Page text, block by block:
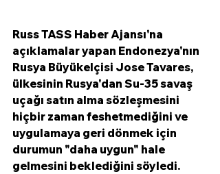
Russ TASS Haber Ajansı'na
açıklamalar yapan Endonezya'nın
Rusya Büyükelçisi Jose Tavares,
ülkesinin Rusya'dan Su-35 savaş
uçağı satın alma sözleşmesini
hiçbir zaman feshetmediğini ve
uygulamaya geri dönmek için
durumun "daha uygun" hale
gelmesini beklediğini söyledi.